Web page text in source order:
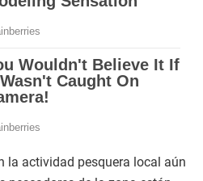
la actividad pesquera local aún